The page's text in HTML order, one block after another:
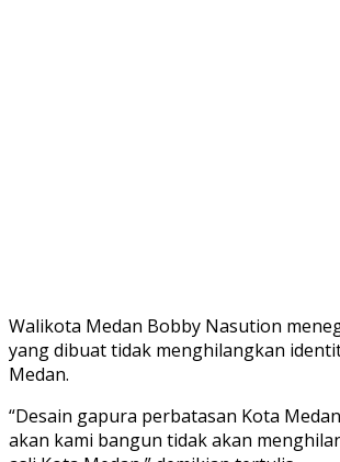
Walikota Medan Bobby Nasution
yang dibuat tidak menghilangkan
Medan.
“Desain gapura perbatasan Kota
akan kami bangun tidak akan